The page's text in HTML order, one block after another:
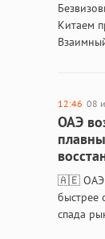
Китаем
12:46 08
ОАЭ
🇦🇪 ОАЭ:
быстрее
спада